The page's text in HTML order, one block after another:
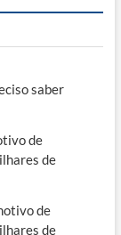
saber
de
de
de
de